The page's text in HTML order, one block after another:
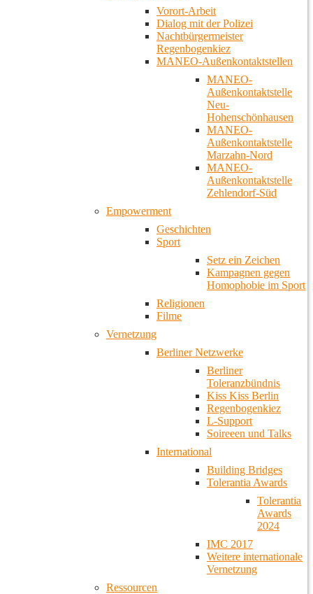
Vorort-Arbeit
Dialog mit der Polizei
Nachtbürgermeister
Regenbogenkiez
MANEO-Außenkontaktstellen
MANEO-
Außenkontaktstelle
Neu-
Hohenschönhausen
MANEO-
Außenkontaktstelle
Marzahn-Nord
MANEO-
Außenkontaktstelle
Zehlendorf-Süd
Empowerment
Geschichten
Sport
Setz ein Zeichen
Kampagnen gegen
Homophobie im Sport
Religionen
Filme
Vernetzung
Berliner Netzwerke
Berliner
Toleranzbündnis
Kiss Kiss Berlin
Regenbogenkiez
L-Support
Soireeen und Talks
International
Building Bridges
Tolerantia Awards
Tolerantia
Awards
2024
IMC 2017
Weitere internationale
Vernetzung
Ressourcen